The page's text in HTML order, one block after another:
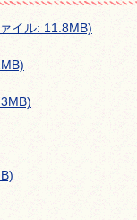
イル: 11.8MB)